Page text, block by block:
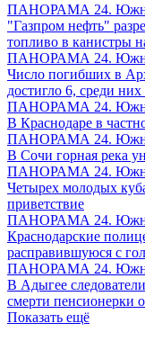
ПАНОРАМА 24.
"Газпром нефть"
топливо в канистры
ПАНОРАМА 24.
Число погибших в
достигло 6, среди них
ПАНОРАМА 24.
В Краснодаре в
ПАНОРАМА 24.
В Сочи горная река
ПАНОРАМА 24.
Четырех молодых
приветствие
ПАНОРАМА 24.
Краснодарские
расправившуюся с
ПАНОРАМА 24.
В Адыгее
смерти пенсионерки
Показать ещё